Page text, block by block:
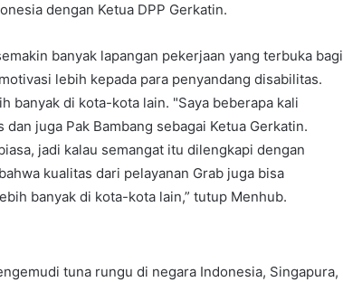
dengan Ketua DPP Gerkatin.
banyak lapangan pekerjaan yang terbuka bagi
lebih kepada para penyandang disabilitas.
banyak di kota-kota lain. "Saya beberapa kali
juga Pak Bambang sebagai Ketua Gerkatin.
jadi kalau semangat itu dilengkapi dengan
kualitas dari pelayanan Grab juga bisa
banyak di kota-kota lain,” tutup Menhub.
tuna rungu di negara Indonesia, Singapura,